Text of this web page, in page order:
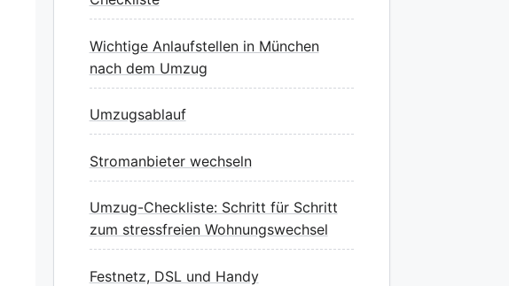
Wichtige Anlaufstellen in München
nach dem Umzug
Umzugsablauf
Stromanbieter wechseln
Umzug-Checkliste: Schritt für Schritt
zum stressfreien Wohnungswechsel
Festnetz, DSL und Handy